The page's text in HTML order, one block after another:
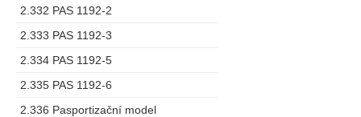
2.332 PAS 1192-2
2.333 PAS 1192-3
2.334 PAS 1192-5
2.335 PAS 1192-6
2.336 Pasportizační model